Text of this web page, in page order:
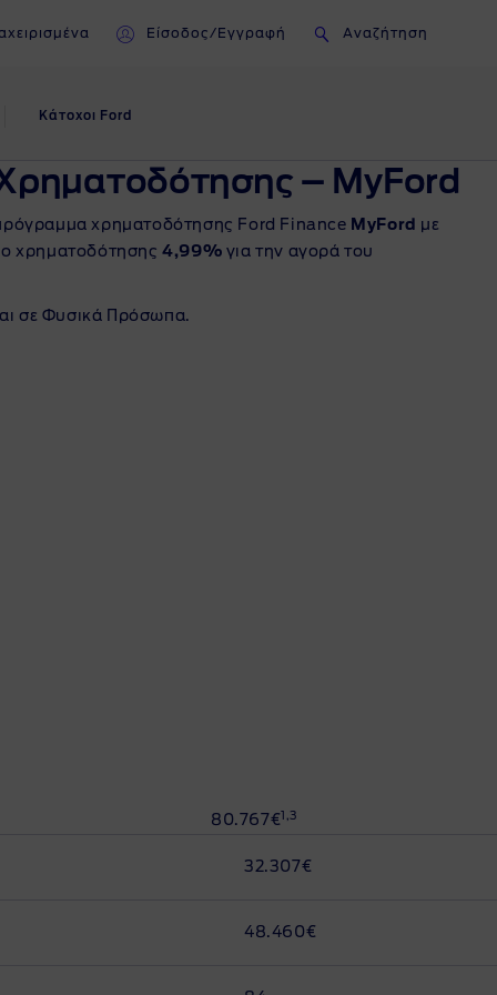
Είσοδος/Εγγραφή Αναζήτηση
Εταιρικές Πωλήσεις
Επισκόπηση
Κάτοχοι Ford
Υπηρεσίες
Υποστήριξης
Συνδεσιμότητα Κινητών
– MyFord
χρηματοδότησης Ford Finance MyFord με
χρηματοδότησης4,99% για την αγορά του
σε Φυσικά Πρόσωπα.
80.767€ 1,3
32.307€
48.460€